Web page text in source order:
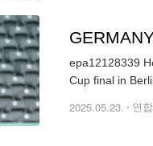
epa12128339
Cup final in
2025.05.23. 연